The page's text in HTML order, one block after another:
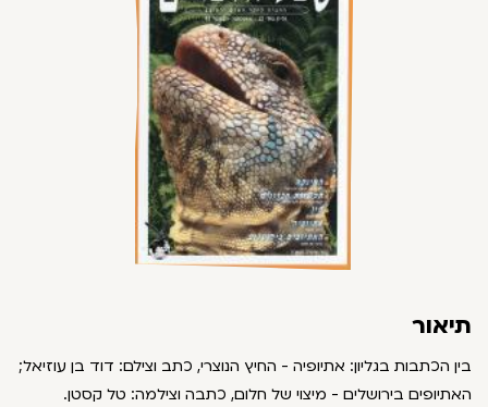
תיאור
בין הכתבות בגליון: אתיופיה - החיץ הנוצרי, כתב וצילם: דוד בן עוזיאל;
האתיופים בירושלים - מיצוי של חלום, כתבה וצילמה: טל קסטן.